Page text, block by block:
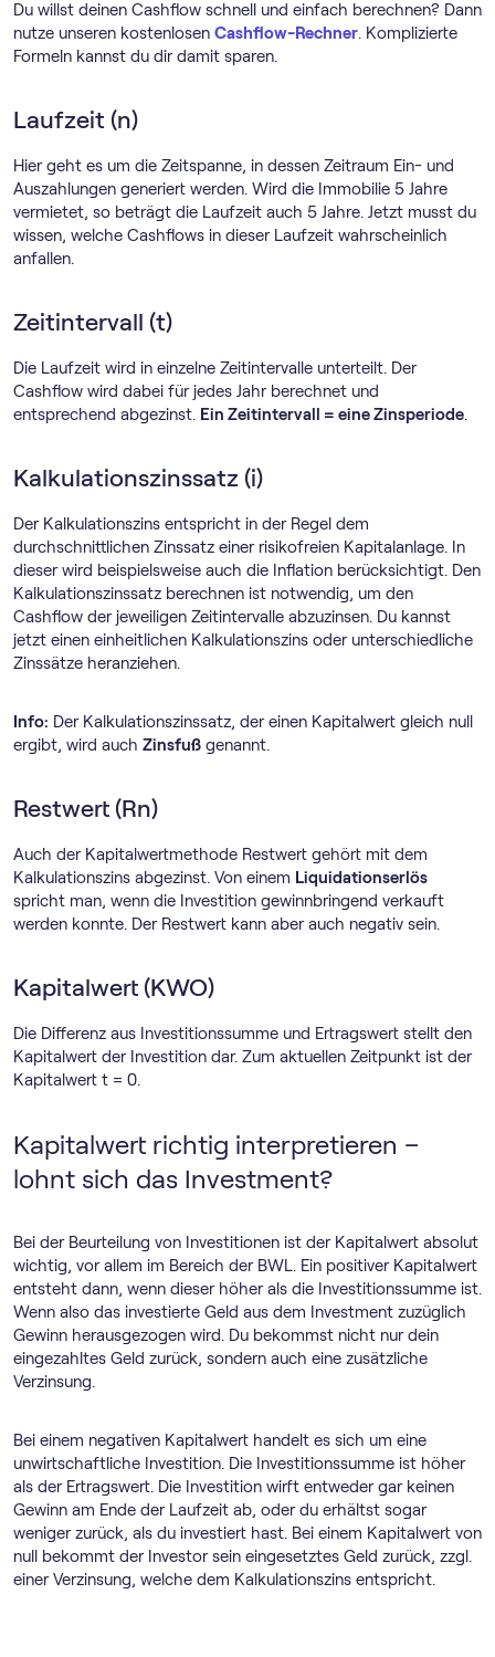
Du willst deinen Cashflow schnell und einfach berechnen? Dann
nutze unseren kostenlosen Cashflow-Rechner. Komplizierte
Formeln kannst du dir damit sparen.
Laufzeit (n)
Hier geht es um die Zeitspanne, in dessen Zeitraum Ein- und
Auszahlungen generiert werden. Wird die Immobilie 5 Jahre
vermietet, so beträgt die Laufzeit auch 5 Jahre. Jetzt musst du
wissen, welche Cashflows in dieser Laufzeit wahrscheinlich
anfallen.
Zeitintervall (t)
Die Laufzeit wird in einzelne Zeitintervalle unterteilt. Der
Cashflow wird dabei für jedes Jahr berechnet und
entsprechend abgezinst. Ein Zeitintervall = eine Zinsperiode.
Kalkulationszinssatz (i)
Der Kalkulationszins entspricht in der Regel dem
durchschnittlichen Zinssatz einer risikofreien Kapitalanlage. In
dieser wird beispielsweise auch die Inflation berücksichtigt. Den
Kalkulationszinssatz berechnen ist notwendig, um den
Cashflow der jeweiligen Zeitintervalle abzuzinsen. Du kannst
jetzt einen einheitlichen Kalkulationszins oder unterschiedliche
Zinssätze heranziehen.
Info: Der Kalkulationszinssatz, der einen Kapitalwert gleich null
ergibt, wird auch Zinsfuß genannt.
Restwert (Rn)
Auch der Kapitalwertmethode Restwert gehört mit dem
Kalkulationszins abgezinst. Von einem Liquidationserlös
spricht man, wenn die Investition gewinnbringend verkauft
werden konnte. Der Restwert kann aber auch negativ sein.
Kapitalwert (KWO)
Die Differenz aus Investitionssumme und Ertragswert stellt den
Kapitalwert der Investition dar. Zum aktuellen Zeitpunkt ist der
Kapitalwert t = 0.
Kapitalwert richtig interpretieren –
lohnt sich das Investment?
Bei der Beurteilung von Investitionen ist der Kapitalwert absolut
wichtig, vor allem im Bereich der BWL. Ein positiver Kapitalwert
entsteht dann, wenn dieser höher als die Investitionssumme ist.
Wenn also das investierte Geld aus dem Investment zuzüglich
Gewinn herausgezogen wird. Du bekommst nicht nur dein
eingezahltes Geld zurück, sondern auch eine zusätzliche
Verzinsung.
Bei einem negativen Kapitalwert handelt es sich um eine
unwirtschaftliche Investition. Die Investitionssumme ist höher
als der Ertragswert. Die Investition wirft entweder gar keinen
Gewinn am Ende der Laufzeit ab, oder du erhältst sogar
weniger zurück, als du investiert hast. Bei einem Kapitalwert von
null bekommt der Investor sein eingesetztes Geld zurück, zzgl.
einer Verzinsung, welche dem Kalkulationszins entspricht.